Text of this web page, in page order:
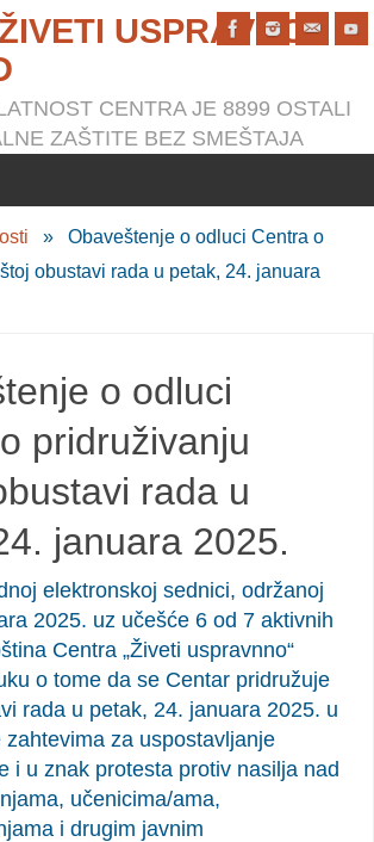
USPRAVNO
CENTRA JE 8899 OSTALI
ZAŠTITE BEZ SMEŠTAJA
»
Obaveštenje o odluci Centra o
obustavi rada u petak, 24. januara
o odluci
pridruživanju
rada u
januara 2025.
elektronskoj sednici, održanoj
2025. uz učešće 6 od 7 aktivnih
Centra „Živeti uspravnno“
o tome da se Centar pridružuje
rada u petak, 24. januara 2025. u
zahtevima za uspostavljanje
i u znak protesta protiv nasilja nad
učenicima/ama,
i drugim javnim